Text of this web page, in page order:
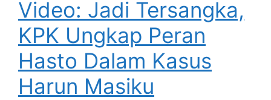
Video: Jadi Tersangka,
KPK Ungkap Peran
Hasto Dalam Kasus
Harun Masiku